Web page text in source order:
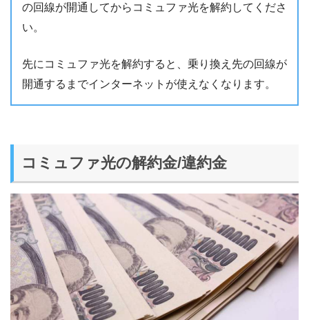
の回線が開通してからコミュファ光を解約してくださ
い。
先にコミュファ光を解約すると、乗り換え先の回線が
開通するまでインターネットが使えなくなります。
コミュファ光の解約金/違約金